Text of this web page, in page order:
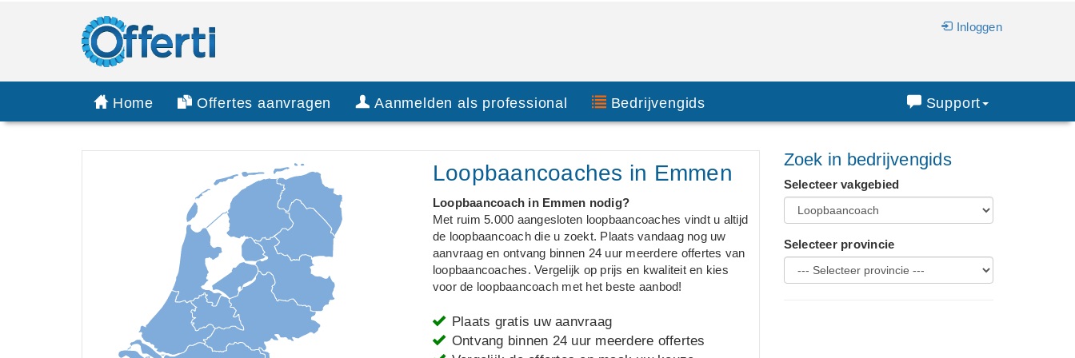
Inloggen
Home Offertes aanvragen Aanmelden als professional Bedrijvengids Support
Loopbaancoaches in Emmen
Loopbaancoach in Emmen nodig?
Met ruim 5.000 aangesloten loopbaancoaches vindt u altijd
de loopbaancoach die u zoekt. Plaats vandaag nog uw
aanvraag en ontvang binnen 24 uur meerdere offertes van
loopbaancoaches. Vergelijk op prijs en kwaliteit en kies
voor de loopbaancoach met het beste aanbod!
Plaats gratis uw aanvraag
Ontvang binnen 24 uur meerdere offertes
Zoek in bedrijvengids
Selecteer vakgebied
Selecteer provincie